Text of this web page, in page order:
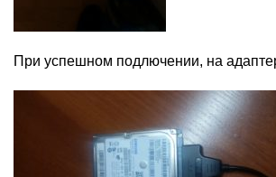
При успешном подлючении, на